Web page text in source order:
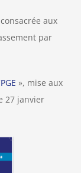
aux
par
», mise aux
27 janvier